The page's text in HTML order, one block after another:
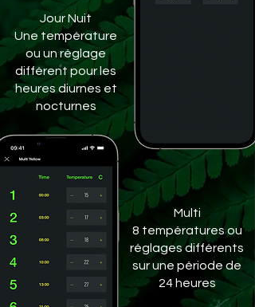
Jour Nuit
Une température
ou un réglage
différent pour les
heures diurnes et
nocturnes
Multi
8 températures ou
réglages différents
sur une période de
24 heures